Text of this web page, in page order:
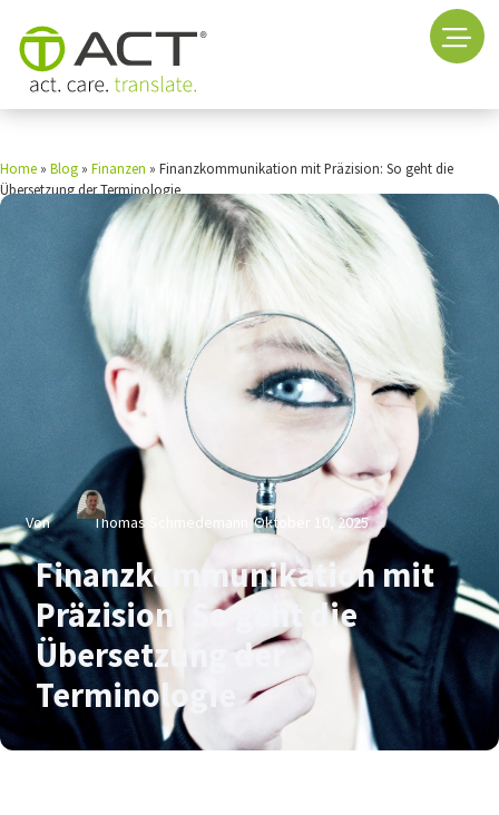
Home » Blog » Finanzen » Finanzkommunikation mit Präzision: So geht die
Übersetzung der Terminologie
VonThomas Schmedemann Oktober 10, 2025
Finanzkommunikation mit
Präzision: So geht die
Übersetzung der
Terminologie